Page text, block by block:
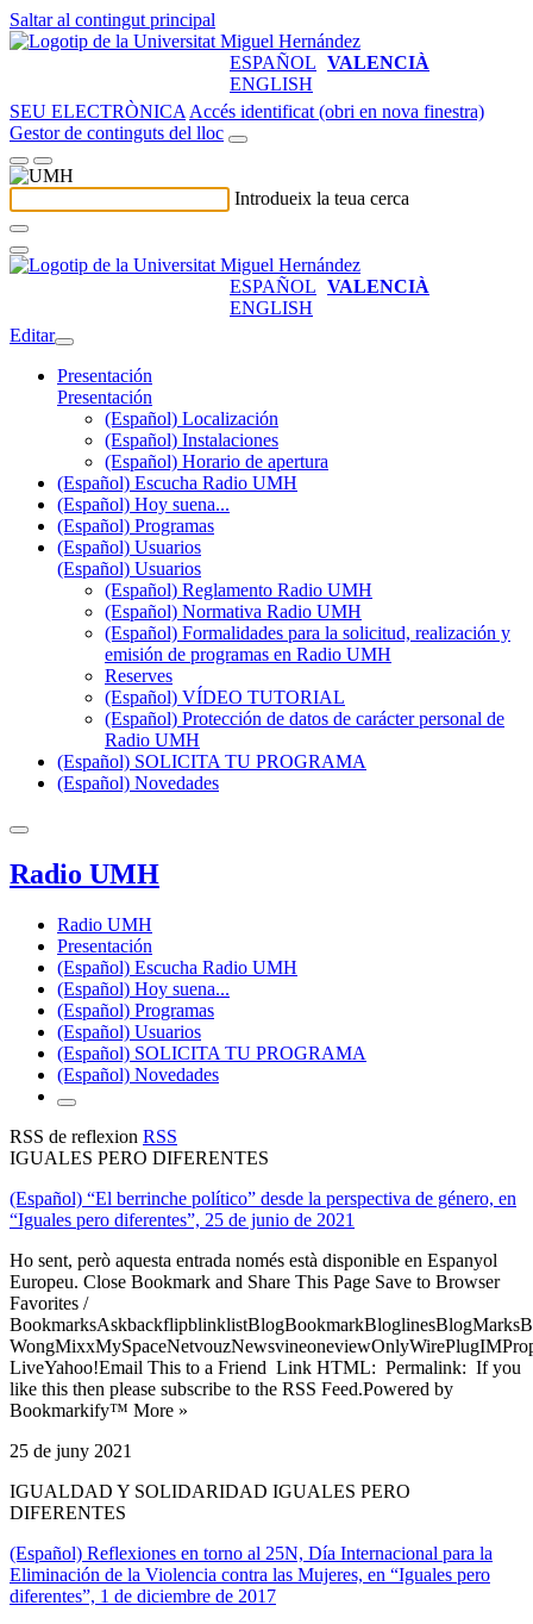
Saltar al contingut principal
ESPAÑOL VALENCIÀ
ENGLISH
SEU ELECTRÒNICA Accés identificat (obri en nova finestra)
Gestor de continguts del lloc
Introdueix la teua cerca
ESPAÑOL VALENCIÀ
ENGLISH
Editar
Presentación
Presentación
(Español) Localización
(Español) Instalaciones
(Español) Horario de apertura
(Español) Escucha Radio UMH
(Español) Hoy suena...
(Español) Programas
(Español) Usuarios
(Español) Usuarios
(Español) Reglamento Radio UMH
(Español) Normativa Radio UMH
(Español) Formalidades para la solicitud, realización y
emisión de programas en Radio UMH
Reserves
(Español) VÍDEO TUTORIAL
(Español) Protección de datos de carácter personal de
Radio UMH
(Español) SOLICITA TU PROGRAMA
(Español) Novedades
Radio UMH
Radio UMH
Presentación
(Español) Escucha Radio UMH
(Español) Hoy suena...
(Español) Programas
(Español) Usuarios
(Español) SOLICITA TU PROGRAMA
(Español) Novedades
RSS de reflexion RSS
IGUALES PERO DIFERENTES
(Español) “El berrinche político” desde la perspectiva de género, en
“Iguales pero diferentes”, 25 de junio de 2021
Ho sent, però aquesta entrada només està disponible en Espanyol
Europeu. Close Bookmark and Share This Page Save to Browser
Favorites /
LiveYahoo!Email This to a Friend Link HTML: Permalink: If you
like this then please subscribe to the RSS Feed.Powered by
Bookmarkify™ More »
25 de juny 2021
IGUALDAD Y SOLIDARIDAD IGUALES PERO
DIFERENTES
(Español) Reflexiones en torno al 25N, Día Internacional para la
Eliminación de la Violencia contra las Mujeres, en “Iguales pero
diferentes”, 1 de diciembre de 2017